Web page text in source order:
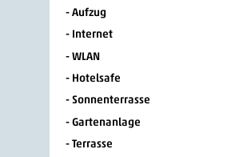
- Aufzug
- Internet
- WLAN
- Hotelsafe
- Sonnenterrasse
- Gartenanlage
- Terrasse